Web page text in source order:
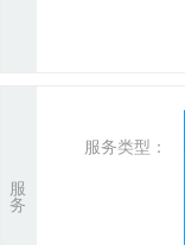
服
务
服务类型：